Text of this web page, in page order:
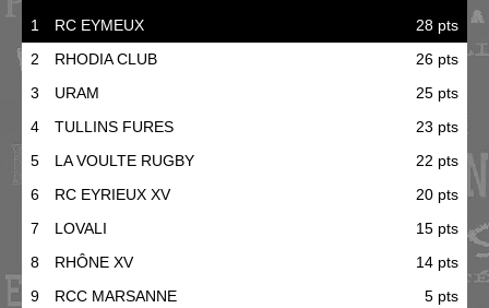
1 RC EYMEUX
28 pts
2
RHODIA CLUB
26 pts
3
URAM
25 pts
4
TULLINS FURES
23 pts
5
LA VOULTE RUGBY
22 pts
6
RC EYRIEUX XV
20 pts
7
LOVALI
15 pts
8
RHÔNE XV
14 pts
9
RCC MARSANNE
5 pts